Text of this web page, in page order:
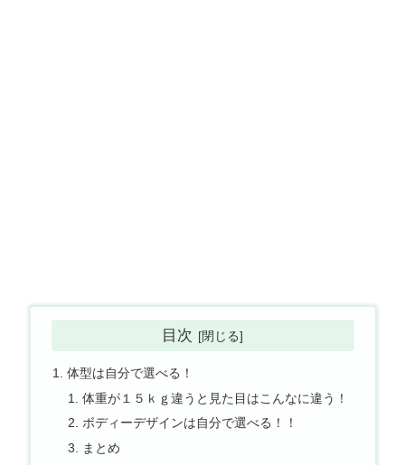
目次
体型は自分で選べる！
体重が１５ｋｇ違うと見た目はこんなに違う！
ボディーデザインは自分で選べる！！
まとめ